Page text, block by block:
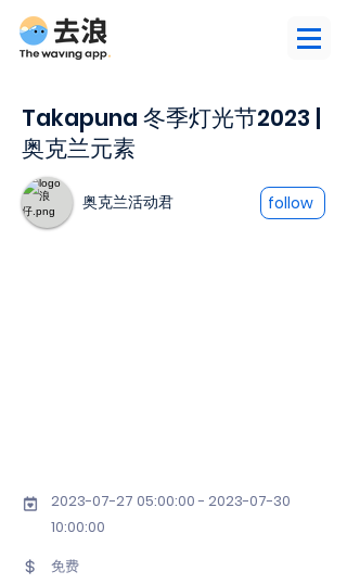
Takapuna 冬季灯光节2023 |
奥克兰元素
奥克兰活动君 follow
2023-07-27 05:00:00 - 2023-07-30
10:00:00
免费